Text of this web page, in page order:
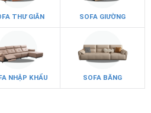
THƯ GIÃN SOFA GIƯỜNG
NHẬP KHẨU SOFA BĂNG